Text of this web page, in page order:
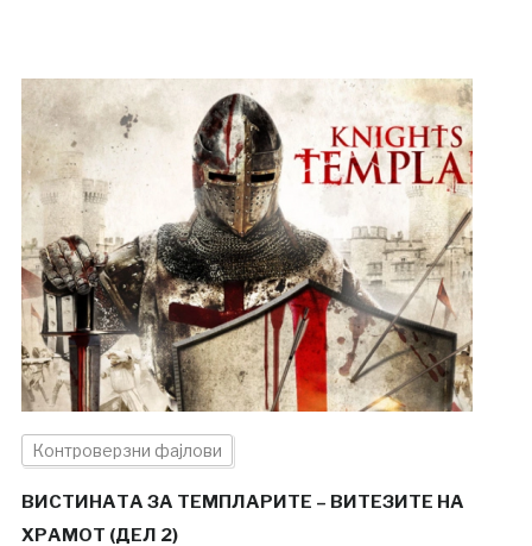
Контроверзни фајлови
ВИСТИНАТА ЗА ТЕМПЛАРИТЕ – ВИТЕЗИТЕ НА
ХРАМОТ (ДЕЛ 2)